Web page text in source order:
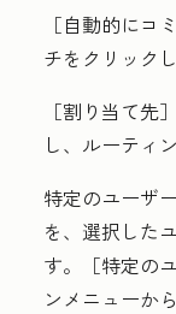
［自動的にコ
チをクリック
［割り当て先］
し、ルーティ
特定のユーザ
を、選択した
す。［特定の
ンメニューから